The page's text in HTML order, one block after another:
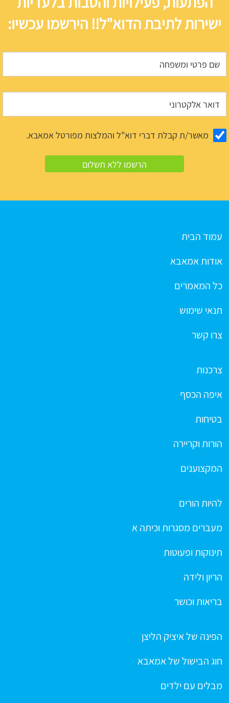
ישירות לתיבת הדוא"ל!! הירשמו עכשיו:
מאשר/ת קבלת דברי דוא"ל והמלצות מפורטל אמאבא.
עמוד הבית
אודות אמאבא
כל המאמרים
תנאי שימוש
צרו קשר
צרכנות
איפה הכסף
בטיחות
הורות וקריירה
המקצוענים
להיות הורים
מעברים מסגרות וכיתה א
תינוקות ופעוטות
הריון ולידה
בריאות וכושר
הפינה של איציק הליצן
חוג הבישול של אמאבא
מבלים עם ילדים